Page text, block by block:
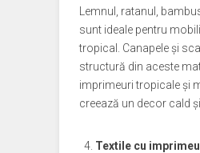
Lemnul, ratanul,
sunt ideale pentru
tropical. Canapele și
structură din aceste
imprimeuri tropicale și
creează un decor cald
Textile cu